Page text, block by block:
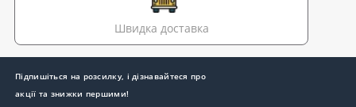
Швидка доставка
Підпишіться на розсилку, і дізнавайтеся про
акції та знижки першими!